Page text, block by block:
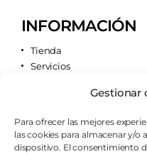
Gestionar
Para ofrecer las mejores
las cookies para almacenar y/o
dispositivo. El consentimiento
INFORMACIÓN
Tienda
Servicios
Quiénes somos
AVISOS